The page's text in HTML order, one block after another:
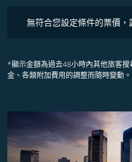
無符合您設定條件的票價，
*顯示金額為過去48小時內其他旅客
金、各類附加費用的調整而隨時變動。